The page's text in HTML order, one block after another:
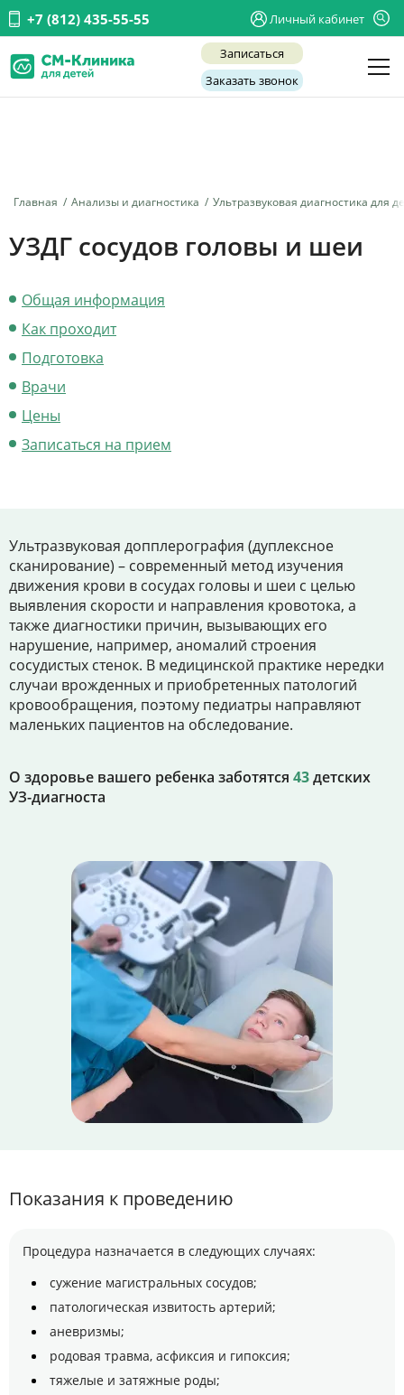
+7 (812) 435-55-55 Личный кабинет
Записаться
Заказать звонок
Главная Анализы и диагностика Ультразвуковая диагностика для
УЗДГ сосудов головы и шеи
Общая информация
Как проходит
Подготовка
Врачи
Цены
Записаться на прием
Ультразвуковая допплерография (дуплексное
сканирование) – современный метод изучения
движения крови в сосудах головы и шеи с целью
выявления скорости и направления кровотока, а
также диагностики причин, вызывающих его
нарушение, например, аномалий строения
сосудистых стенок. В медицинской практике нередки
случаи врожденных и приобретенных патологий
кровообращения, поэтому педиатры направляют
маленьких пациентов на обследование.
О здоровье вашего ребенка заботятся 43детских
УЗ-диагноста
Показания к проведению
Процедура назначается в следующих случаях:
сужение магистральных сосудов;
патологическая извитость артерий;
аневризмы;
родовая травма, асфиксия и гипоксия;
тяжелые и затяжные роды;
Услуги
О нас
Акции
Контакты
+7 (812) 435-55-55
Записаться на приём